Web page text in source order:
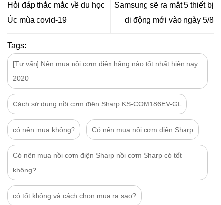
Hỏi đáp thắc mắc về du học
Úc mùa covid-19
Samsung sẽ ra mắt 5 thiết bị
di động mới vào ngày 5/8
Tags:
[Tư vấn] Nên mua nồi cơm điện hãng nào tốt nhất hiện nay
2020
Cách sử dụng nồi cơm điện Sharp KS-COM186EV-GL
có nên mua không? Có nên mua nồi cơm điện Sharp
Có nên mua nồi cơm điện Sharp nồi cơm Sharp có tốt
không?
có tốt không và cách chọn mua ra sao?